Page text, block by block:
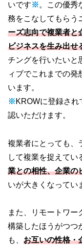
いです※。この優秀
務をこなしてもらう
ーズ志向で複業者と
ビジネスを生み出せ
チングを行いたいと
ィブでこれまでの発
います。
※KROWに登録さ
認いただけます。
複業者にとっても、
して複業を捉えてい
業との相性、企業の
いが大きくなってい
また、リモートワー
構築したほうがつつ
も、 お互いの性格・